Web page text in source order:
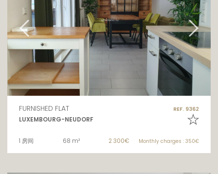
FURNISHED FLAT REF. 9362
LUXEMBOURG-NEUDORF
1 房间 68 m² 2 300€ Monthly charges : 350€